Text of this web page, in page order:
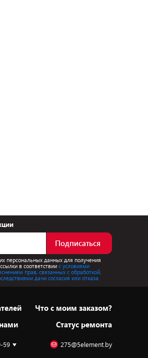
Подписаться
персональных данных для получения
в соответствиис условиями
прав, связанных с обработкой,
дачи согласия или отказа.
Что с моим заказом?
Статус ремонта
59 275@5element.by